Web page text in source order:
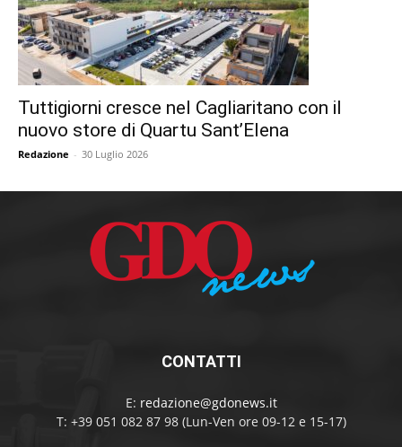
Tuttigiorni cresce nel Cagliaritano con il
nuovo store di Quartu Sant’Elena
Redazione - 30 Luglio 2026
CONTATTI
E: redazione@gdonews.it
T: +39 051 082 87 98 (Lun-Ven ore 09-12 e 15-17)